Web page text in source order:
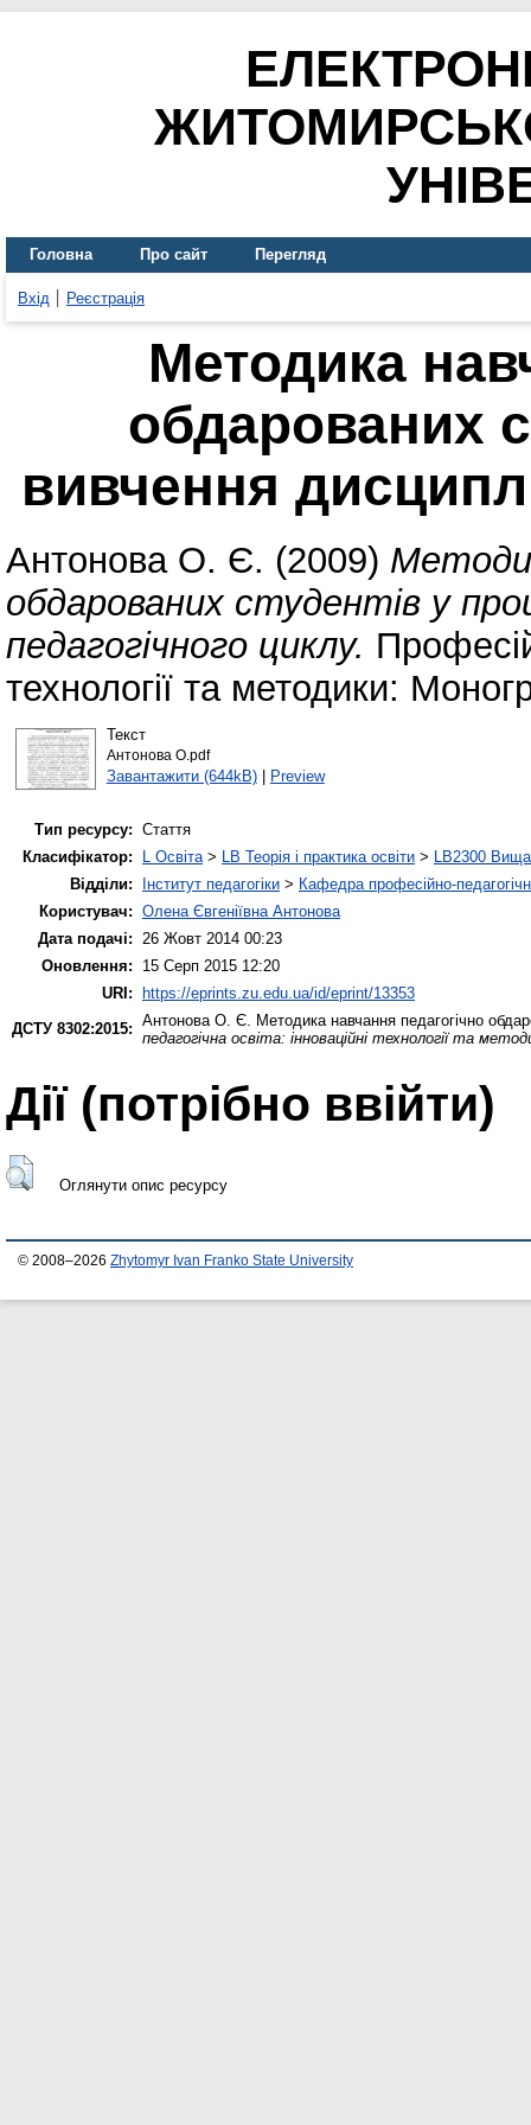
Головна Про сайт Перегляд
Вхід Реєстрація
Методика
обдарованих
вивчення
Антонова О. Є. (2009)
обдарованих студентів у
педагогічного циклу.
технології та методики:
Текст
Антонова О.pdf
Завантажити (644kB)| Preview
Тип ресурсу: Стаття
Класифікатор:
L Освіта> LB Теорія і практика освіти > LB2300 Вища
Відділи:
Інститут педагогіки > Кафедра професійно-
Користувач: Олена Євгеніївна Антонова
Дата подачі: 26 Жовт 2014 00:23
Оновлення:
15 Серп 2015 12:20
URI:
https://eprints.zu.edu.ua/id/eprint/13353
ДСТУ 8302:2015: Антонова О. Є. Методика навчання педагогічно
педагогічна освіта: інноваційні технології та
Дії ​​(потрібно ввійти)
Оглянути опис ресурсу
© 2008–2026 Zhytomyr Ivan Franko State University